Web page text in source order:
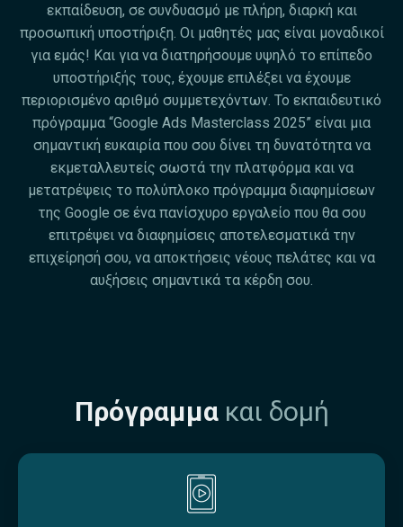
εκπαίδευση, σε συνδυασμό με πλήρη, διαρκή και
προσωπική υποστήριξη. Οι μαθητές μας είναι μοναδικοί
για εμάς! Και για να διατηρήσουμε υψηλό το επίπεδο
υποστήριξής τους, έχουμε επιλέξει να έχουμε
περιορισμένο αριθμό συμμετεχόντων. Το εκπαιδευτικό
πρόγραμμα “Google Ads Masterclass 2025” είναι μια
σημαντική ευκαιρία που σου δίνει τη δυνατότητα να
εκμεταλλευτείς σωστά την πλατφόρμα και να
μετατρέψεις το πολύπλοκο πρόγραμμα διαφημίσεων
της Google σε ένα πανίσχυρο εργαλείο που θα σου
επιτρέψει να διαφημίσεις αποτελεσματικά την
επιχείρησή σου, να αποκτήσεις νέους πελάτες και να
αυξήσεις σημαντικά τα κέρδη σου.
Πρόγραμμακαι δομή